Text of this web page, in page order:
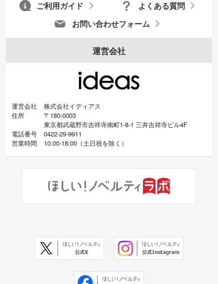
お問い合わせフォーム
よくある質問
ご利用ガイド
運営会社
運営会社
株式会社イディアス
住所
〒180-0003
東京都武蔵野市吉祥寺南町1-8-1 三井吉祥寺ビル4F
電話番号
0422-29-9911
営業時間
10:00-18:00（土日祝を除く）